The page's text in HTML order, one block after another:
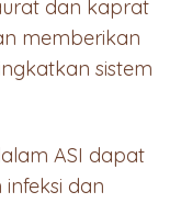
dan kaprat
memberikan
sistem
ASI dapat
dan